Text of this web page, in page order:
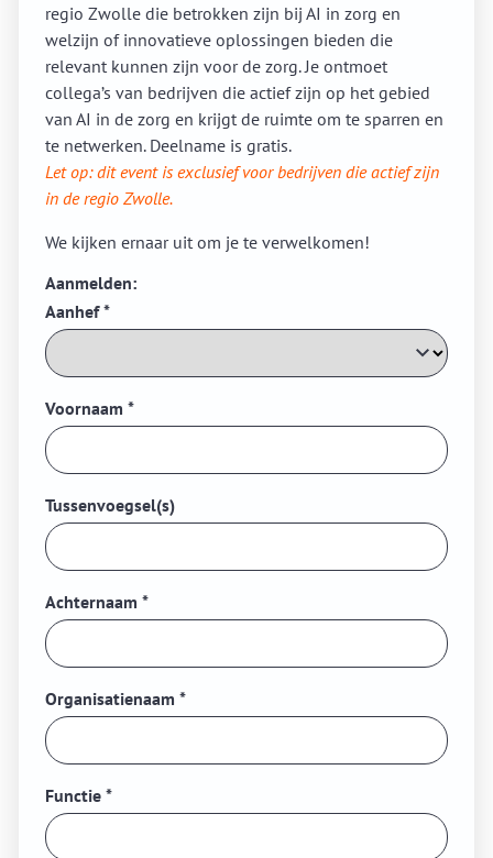
regio Zwolle die betrokken zijn bij AI in zorg en
welzijn of innovatieve oplossingen bieden die
relevant kunnen zijn voor de zorg. Je ontmoet
collega’s van bedrijven die actief zijn op het gebied
van AI in de zorg en krijgt de ruimte om te sparren en
te netwerken. Deelname is gratis.
Let op: dit event is exclusief voor bedrijven die actief zijn
in de regio Zwolle.
We kijken ernaar uit om je te verwelkomen!
Aanmelden:
Aanhef*
Voornaam *
Tussenvoegsel(s)
Achternaam *
Organisatienaam *
Functie *